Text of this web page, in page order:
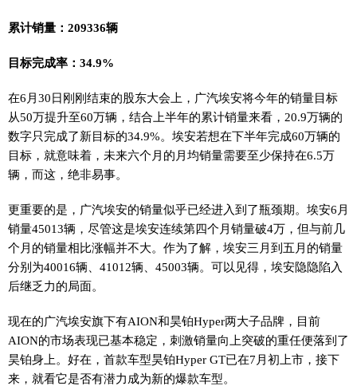
累计销量：209336辆
目标完成率：34.9%
在6月30日刚刚结束的股东大会上，广汽埃安将今年的销量目标
从50万提升至60万辆，结合上半年的累计销量来看，20.9万辆的
数字只完成了新目标的34.9%。埃安若想在下半年完成60万辆的
目标，就意味着，未来六个月的月均销量需要至少保持在6.5万
辆，而这，绝非易事。
更重要的是，广汽埃安的销量似乎已经进入到了瓶颈期。埃安6月
销量45013辆，尽管这是埃安连续第四个月销量破4万，但与前几
个月的销量相比涨幅并不大。作为了解，埃安三月到五月的销量
分别为40016辆、41012辆、45003辆。可以见得，埃安隐隐陷入
后继乏力的局面。
现在的广汽埃安旗下有AION和昊铂Hyper两大子品牌，目前
AION的市场表现已基本稳定，刺激销量向上突破的重任便落到了
昊铂身上。好在，首款车型昊铂Hyper GT已在7月初上市，接下
来，就看它是否有潜力成为新的爆款车型。